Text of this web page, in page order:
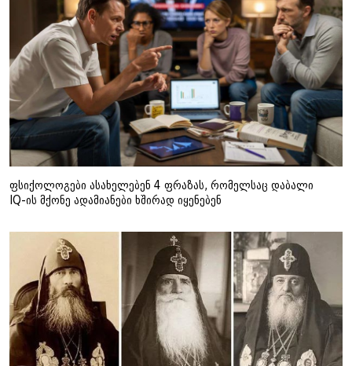
ფსიქოლოგები ასახელებენ 4 ფრაზას, რომელსაც დაბალი
IQ-ის მქონე ადამიანები ხშირად იყენებენ